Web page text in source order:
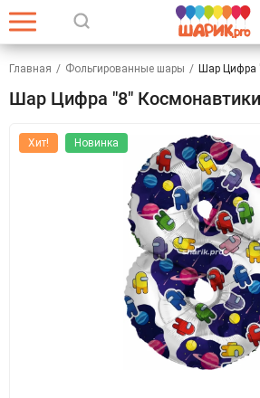
Главная / Фольгированные шары / Шар Цифра
Шар Цифра "8" Космонавтики
Хит! Новинка